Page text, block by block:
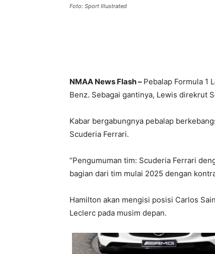
Foto: Sport Illustrated
NMAA News Flash – Pebalap Formula 1
Benz. Sebagai gantinya, Lewis direkrut
Kabar bergabungnya pebalap
Scuderia Ferrari.
“Pengumuman tim: Scuderia Ferrari
bagian dari tim mulai 2025 dengan
Hamilton akan mengisi posisi Carlos
Leclerc pada musim depan.